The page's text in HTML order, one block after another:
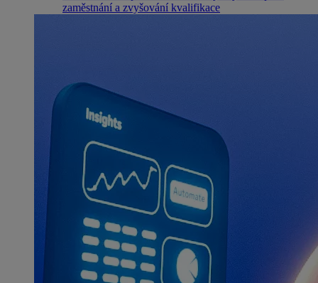
zaměstnání a zvyšování kvalifikace